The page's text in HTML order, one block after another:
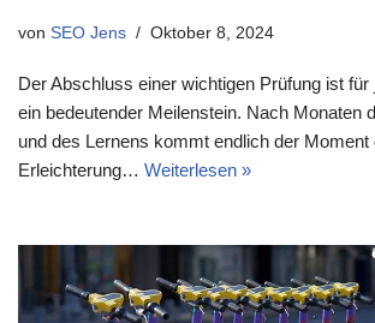
von SEO Jens Oktober 8, 2024
Der Abschluss einer wichtigen Prüfung ist für
ein bedeutender Meilenstein. Nach Monaten
und des Lernens kommt endlich der Moment
Erleichterung… Weiterlesen »